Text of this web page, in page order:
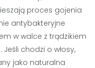
proces gojenia
antybakteryjne
w walce z trądzikiem
chodzi o włosy,
jako naturalna